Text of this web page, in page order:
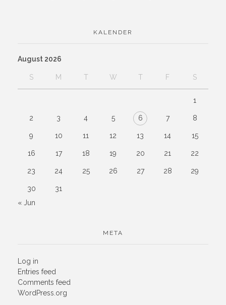
KALENDER
August 2026
S M T W T F S
1
2 3 4 5 6 7 8
9 10 11 12 13 14 15
16 17 18 19 20 21 22
23 24 25 26 27 28 29
30
31
« Jun
META
Log in
Entries feed
Comments feed
WordPress.org